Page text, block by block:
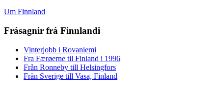
Um Finnland
Frásagnir frá Finnlandi
Vinterjobb i Rovaniemi
Fra Færøerne til Finland i 1996
Från Ronneby till Helsingfors
Från Sverige till Vasa, Finland